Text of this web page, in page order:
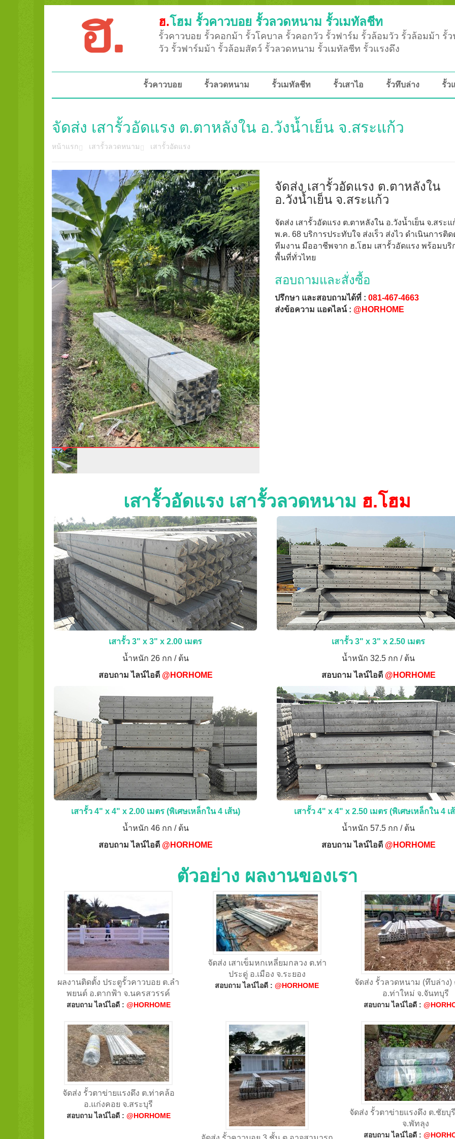
ฮ.โฮม รั้วคาวบอย รั้วลวดหนาม รั้วเมทัลชีท
รั้วคาวบอย รั้วคอกม้า รั้วโคบาล รั้วคอกวัว รั้วฟาร์ม รั้วล้อมวัว รั้วล้อมม้า รั้
วัว รั้วฟาร์มม้า รั้วล้อมสัตว์ รั้วลวดหนาม รั้วเมทัลชีท รั้วแรงดึง
รั้วคาวบอย รั้วลวดหนาม รั้วเมทัลชีท รั้วเสาไอ รั้วทึบล่าง รั้ว
จัดส่ง เสารั้วอัดแรง ต.ตาหลังใน อ.วังน้ำเย็น จ.สระแก้ว
หน้าแรก เสารั้วลวดหนาม เสารั้วอัดแรง
จัดส่ง เสารั้วอัดแรง ต.ตาหลังใน
อ.วังน้ำเย็น จ.สระแก้ว
จัดส่ง เสารั้วอัดแรง ต.ตาหลังใน อ.วังน้ำเย็น จ.สระแ
พ.ค. 68 บริการประทับใจ ส่งเร็ว ส่งไว ดำเนินการติด
ทีมงาน มืออาชีพจาก ฮ.โฮม เสารั้วอัดแรง พร้อมบริ
พื้นที่ทั่วไทย
สอบถามและสั่งซื้อ
ปรึกษา และสอบถามได้ที่ : 081-467-4663
ส่งข้อความ แอดไลน์ : @HORHOME
เสารั้วอัดแรง เสารั้วลวดหนาม ฮ.โฮม
เสารั้ว 3" x 3" x 2.00 เมตร
น้ำหนัก 26 กก / ต้น
สอบถาม ไลน์ไอดี @HORHOME
เสารั้ว 3" x 3" x 2.50 เมตร
น้ำหนัก 32.5 กก / ต้น
สอบถาม ไลน์ไอดี @HORHOME
เสารั้ว 4" x 4" x 2.00 เมตร (พิเศษเหล็กใน 4 เส้น)
น้ำหนัก 46 กก / ต้น
สอบถาม ไลน์ไอดี @HORHOME
เสารั้ว 4" x 4" x 2.50 เมตร (พิเศษเหล็กใน 4 เ
น้ำหนัก 57.5 กก / ต้น
สอบถาม ไลน์ไอดี @HORHOME
ตัวอย่าง ผลงานของเรา
ผลงานติดตั้ง ประตูรั้วคาวบอย ต.ลำ
พยนต์ อ.ตากฟ้า จ.นครสวรรค์
สอบถาม ไลน์ไอดี : @HORHOME
จัดส่ง เสาเข็มหกเหลี่ยมกลวง ต.ท่า
ประดู่ อ.เมือง จ.ระยอง
สอบถาม ไลน์ไอดี :@HORHOME
จัดส่ง รั้วลวดหนาม (ทึบล่าง)
อ.ท่าใหม่ จ.จันทบุรี
สอบถาม ไลน์ไอดี :
จัดส่ง รั้วตาข่ายแรงดึง ต.ท่าคล้อ
อ.แก่งคอย จ.สระบุรี
สอบถาม ไลน์ไอดี : @HORHOME
จัดส่ง รั้วตาข่ายแรงดึง ต.ชัยบุ
จ.พัทลุง
สอบถาม ไลน์ไอดี :